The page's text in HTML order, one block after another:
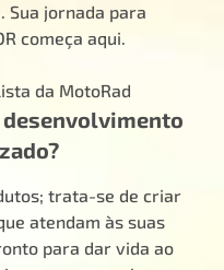
Sua jornada para
começa aqui.
da MotoRad
trata-se de criar
atendam às suas
para dar vida ao